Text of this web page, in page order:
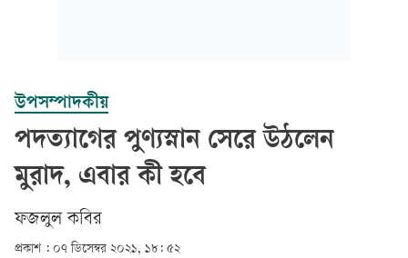
উপসম্পাদকীয়
পদত্যাগের পুণ্যস্নান সেরে উঠলেন
মুরাদ, এবার কী হবে
ফজলুল কবির
প্রকাশ : ০৭ ডিসেম্বর ২০২১, ১৮: ৫২